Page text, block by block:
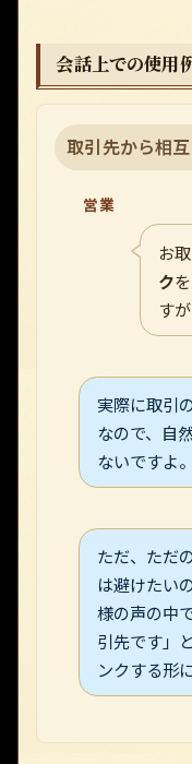
会話上での使用
取引先から相
営業
お
ク
す
実際に取引
なので、自
ないですよ。
ただ、ただ
は避けたい
様の声の中
引先です」
ンクする形